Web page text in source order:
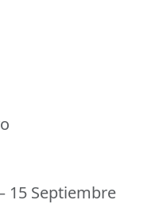
15 Septiembre